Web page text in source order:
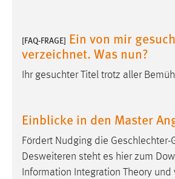
[FAQ-FRAGE] Ein von mir
verzeichnet. Was nun?
Ihr gesuchter Titel trotz aller
Einblicke in den Master
Fördert Nudging die
Desweiteren steht es hier zum
Information Integration Theory
Name: fe_user, be_user,
Zweck:
Dieser Cookie ist
der Website
STATISTIK
Statistik Cookies erfassen